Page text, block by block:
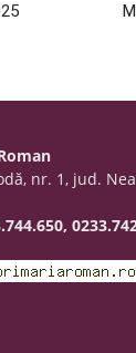
nr. 1, jud.